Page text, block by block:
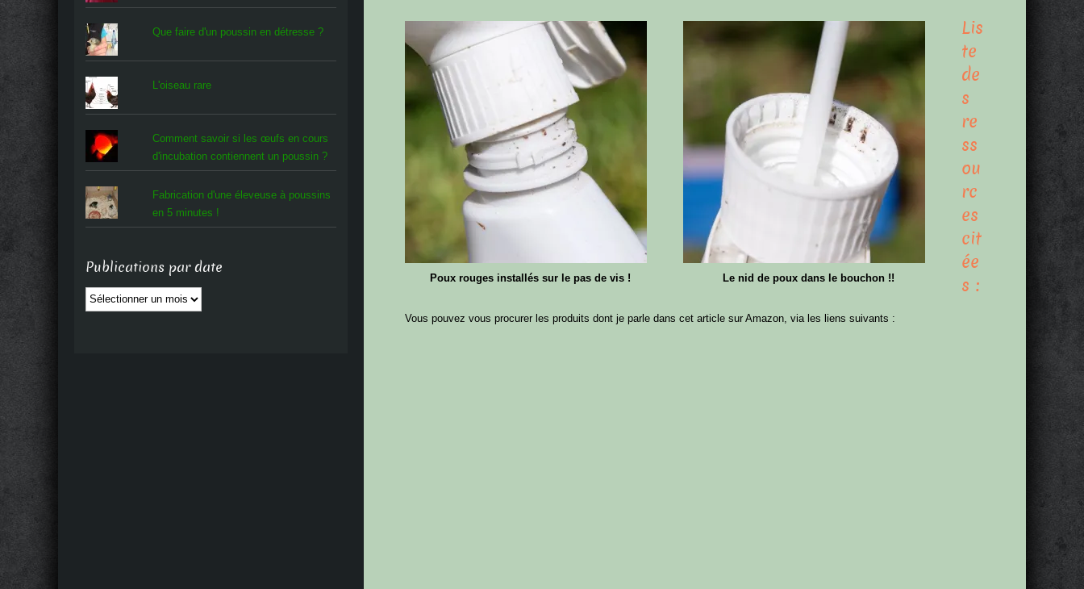
Poux rouges installés sur le pas de vis ! Le nid de poux dans le bouchon !!
Lis
te
de
s
re
ss
ou
rc
es
cit
ée
s :
Vous pouvez vous procurer les produits dont je parle dans cet article sur Amazon, via les liens suivants :
Que faire d'un poussin en détresse ?
L'oiseau rare
Comment savoir si les œufs en cours
d'incubation contiennent un poussin ?
Fabrication d'une éleveuse à poussins
en 5 minutes !
Publications par date
Publications
par